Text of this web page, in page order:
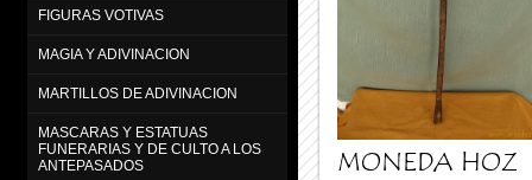
MONEDA HOZ
FIGURAS VOTIVAS
MAGIA Y ADIVINACION
MARTILLOS DE ADIVINACION
MASCARAS Y ESTATUAS
FUNERARIAS Y DE CULTO A LOS
ANTEPASADOS